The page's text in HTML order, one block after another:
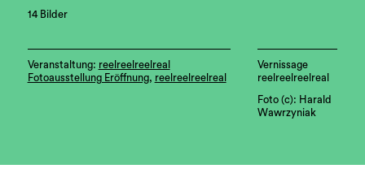
14 Bilder
Veranstaltung: reelreelreelreal
Fotoausstellung Eröffnung, reelreelreelreal
Vernissage
reelreelreelreal
Foto (c): Harald
Wawrzyniak